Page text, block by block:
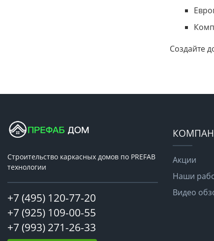
Создайте
Строительство каркасных домов по PREFAB
технологии
+7 (495) 120-77-20
+7 (925) 109-00-55
+7 (993) 271-26-33
Акции
Наши
Видео